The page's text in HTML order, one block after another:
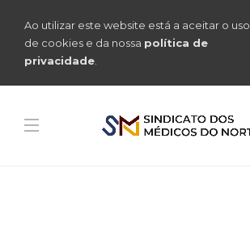
Ao utilizar este website está a aceitar o uso
de cookies e da nossa política de
privacidade